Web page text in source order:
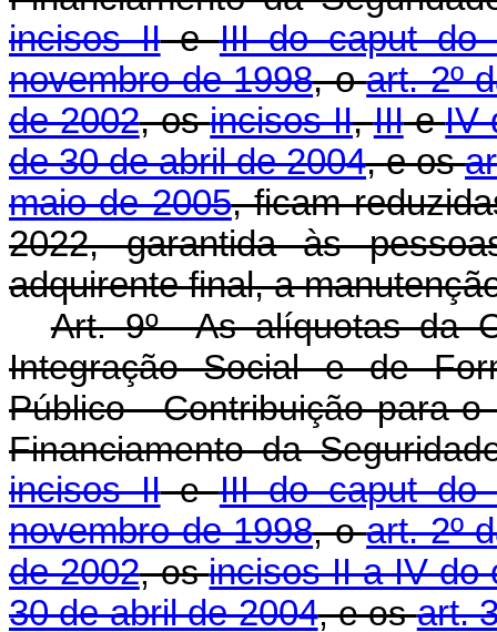
incisos IIeIII docaputdo
novembro de 1998, oart. 2º
de 2002, osincisos II,IIIeIV
de 30 de abril de 2004, e os
maio de 2005, ficam
2022, garantida às
adquirente final, a
Art. 9º As alíquotas da
Integração Social e de
Público - Contribuição para
Financiamento da
incisos IIeIII do caput do
novembro de 1998, oart. 2º
de 2002, osincisos II a IV do
30 de abril de 2004, e osart.